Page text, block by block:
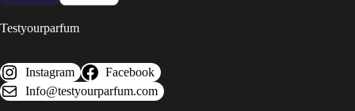
Testyourparfum
Instagram
Facebook
Info@testyourparfum.com